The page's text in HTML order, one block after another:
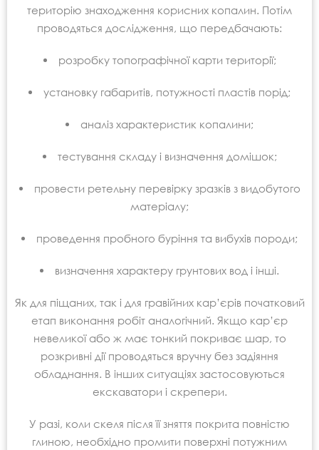
територію знаходження корисних копалин. Потім
проводяться дослідження, що передбачають:
розробку топографічної карти території;
установку габаритів, потужності пластів порід;
аналіз характеристик копалини;
тестування складу і визначення домішок;
провести ретельну перевірку зразків з видобутого
матеріалу;
проведення пробного буріння та вибухів породи;
визначення характеру грунтових вод і інші.
Як для піщаних, так і для гравійних кар’єрів початковий
етап виконання робіт аналогічний. Якщо кар’єр
невеликої або ж має тонкий покриває шар, то
розкривні дії проводяться вручну без задіяння
обладнання. В інших ситуаціях застосовуються
екскаватори і скрепери.
У разі, коли скеля після її зняття покрита повністю
глиною, необхідно промити поверхні потужним